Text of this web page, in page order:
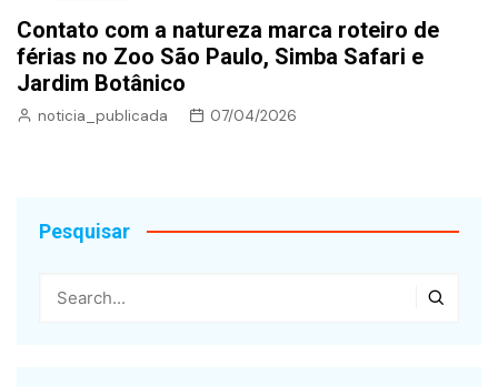
Contato com a natureza marca roteiro de
férias no Zoo São Paulo, Simba Safari e
Jardim Botânico
noticia_publicada 07/04/2026
Pesquisar